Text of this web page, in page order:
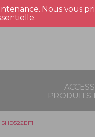
Nous vous
PRODUITS
SHD522BF1